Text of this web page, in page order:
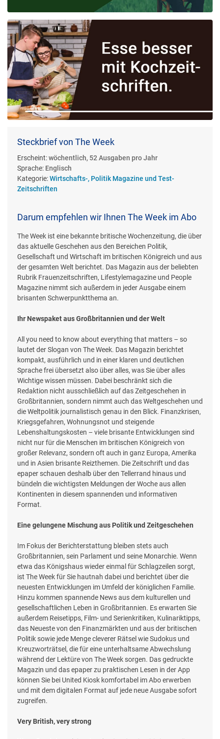
Steckbrief von The Week
Erscheint:wöchentlich, 52 Ausgaben pro Jahr
Sprache: Englisch
Kategorie:Wirtschafts-, Politik Magazine und Test-
Zeitschriften
Darum empfehlen wir Ihnen The Week im Abo
The Week ist eine bekannte britische Wochenzeitung, die über
das aktuelle Geschehen aus den Bereichen Politik,
Gesellschaft und Wirtschaft im britischen Königreich und aus
der gesamten Welt berichtet. Das Magazin aus der beliebten
Rubrik Frauenzeitschriften, Lifestylemagazine und People
Magazine nimmt sich außerdem in jeder Ausgabe einem
brisanten Schwerpunktthema an.
Ihr Newspaket aus Großbritannien und der Welt
All you need to know about everything that matters – so
lautet der Slogan von The Week. Das Magazin berichtet
kompakt, ausführlich und in einer klaren und deutlichen
Sprache frei übersetzt also über alles, was Sie über alles
Wichtige wissen müssen. Dabei beschränkt sich die
Redaktion nicht ausschließlich auf das Zeitgeschehen in
Großbritannien, sondern nimmt auch das Weltgeschehen und
die Weltpolitik journalistisch genau in den Blick. Finanzkrisen,
Kriegsgefahren, Wohnungsnot und steigende
Lebenshaltungskosten – viele brisante Entwicklungen sind
nicht nur für die Menschen im britischen Königreich von
großer Relevanz, sondern oft auch in ganz Europa, Amerika
und in Asien brisante Reizthemen. Die Zeitschrift und das
epaper schauen deshalb über den Tellerrand hinaus und
bündeln die wichtigsten Meldungen der Woche aus allen
Kontinenten in diesem spannenden und informativen
Format.
Eine gelungene Mischung aus Politik und Zeitgeschehen
Im Fokus der Berichterstattung bleiben stets auch
Großbritannien, sein Parlament und seine Monarchie. Wenn
etwa das Königshaus wieder einmal für Schlagzeilen sorgt,
ist The Week für Sie hautnah dabei und berichtet über die
neuesten Entwicklungen im Umfeld der königlichen Familie.
Hinzu kommen spannende News aus dem kulturellen und
gesellschaftlichen Leben in Großbritannien. Es erwarten Sie
außerdem Reisetipps, Film- und Serienkritiken, Kulinariktipps,
das Neueste von den Finanzmärkten und aus der britischen
Politik sowie jede Menge cleverer Rätsel wie Sudokus und
Kreuzworträtsel, die für eine unterhaltsame Abwechslung
während der Lektüre von The Week sorgen. Das gedruckte
Magazin und das epaper zu praktischen Lesen in der App
können Sie bei United Kiosk komfortabel im Abo erwerben
und mit dem digitalen Format auf jede neue Ausgabe sofort
zugreifen.
Very British, very strong